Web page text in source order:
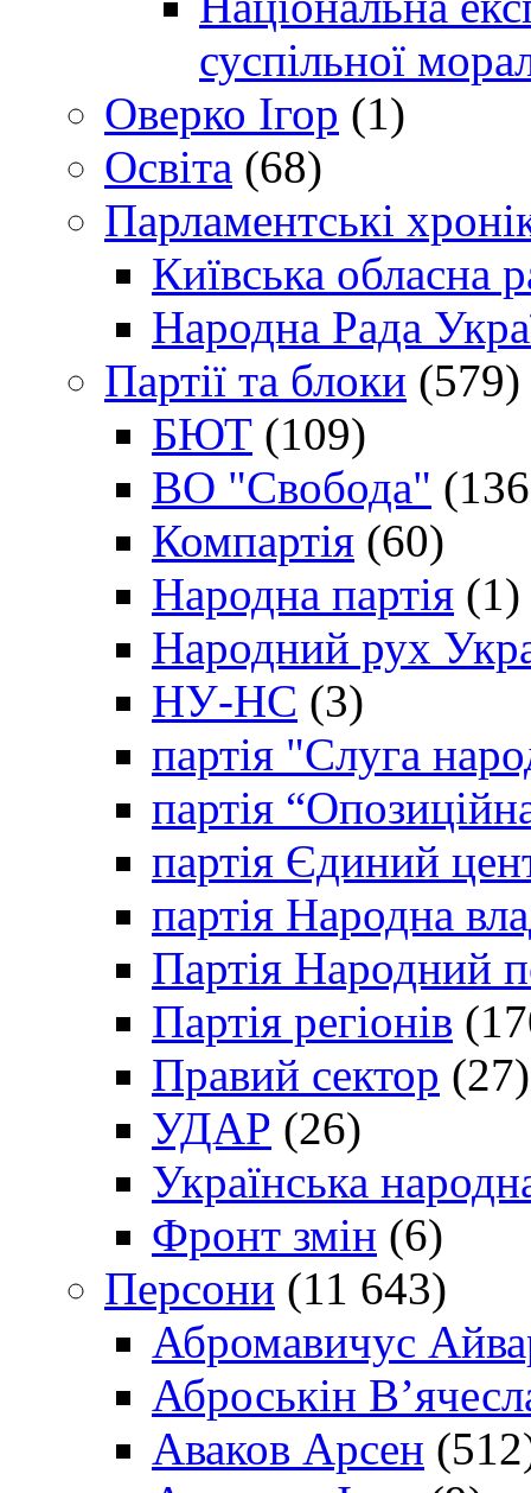
суспільної
Оверко Ігор (1)
Освіта (68)
Парламентські
Київська обласна
Народна Рада
Партії та блоки (579)
БЮТ (109)
ВО "Свобода"
Компартія (60)
Народна партія (1)
Народний рух
НУ-НС (3)
партія "Слуга
партія
партія Єдиний
партія Народна
Партія Народний
Партія регіонів
Правий сектор (27)
УДАР (26)
Українська
Фронт змін (6)
Персони (11 643)
Абромавичус
Аброськін
Аваков Арсен